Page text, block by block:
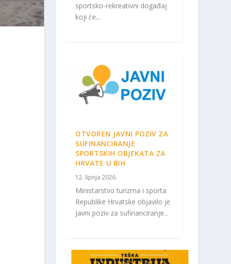
sportsko-rekreativni događaj
koji će...
OTVOREN JAVNI POZIV ZA
SUFINANCIRANJE
SPORTSKIH OBJEKATA ZA
HRVATE U BIH
12. lipnja 2026.
Ministarstvo turizma i sporta
Republike Hrvatske objavilo je
Javni poziv za sufinanciranje...